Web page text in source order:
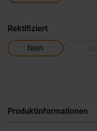
Rektifiziert
Nein
Produktinformationen